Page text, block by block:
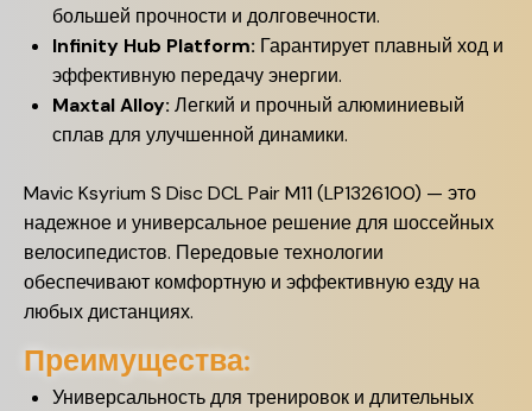
большей прочности и долговечности.
Infinity Hub Platform: Гарантирует плавный ход и
эффективную передачу энергии.
Maxtal Alloy: Легкий и прочный алюминиевый
сплав для улучшенной динамики.
Mavic Ksyrium S Disc DCL Pair M11 (LP1326100) — это
надежное и универсальное решение для шоссейных
велосипедистов. Передовые технологии
обеспечивают комфортную и эффективную езду на
любых дистанциях.
Преимущества:
Универсальность для тренировок и длительных